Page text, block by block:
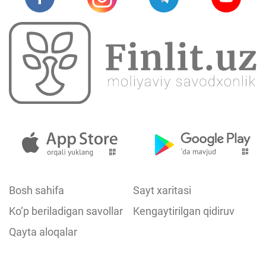
Bosh sahifa
Sayt xaritasi
Ko‘p beriladigan savollar
Kengaytirilgan qidiruv
Qayta aloqalar